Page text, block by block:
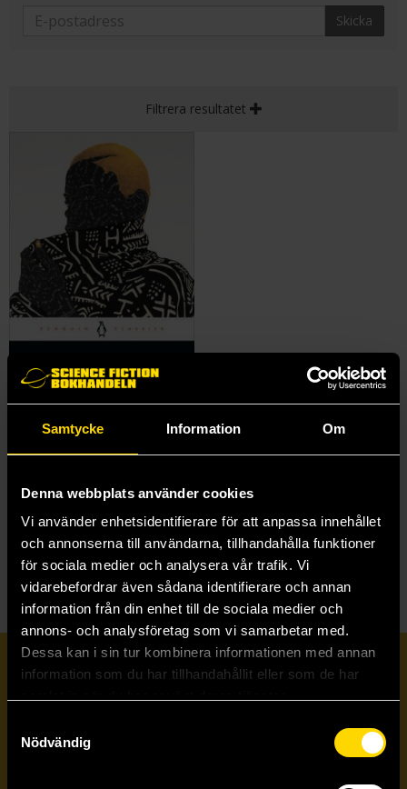
Samtycke Information Om
Denna webbplats använder cookies
Vi använder enhetsidentifierare för att anpassa innehållet
och annonserna till användarna, tillhandahålla funktioner
för sociala medier och analysera vår trafik. Vi
vidarebefordrar även sådana identifierare och annan
information från din enhet till de sociala medier och
annons- och analysföretag som vi samarbetar med.
Dessa kan i sin tur kombinera informationen med annan
information som du har tillhandahållit eller som de har
Nödvändig
Skicka
Filtrera resultatet
Black Empire
George S. Schuyler
Prenumerera på vårt nyhetsbrev
Skicka